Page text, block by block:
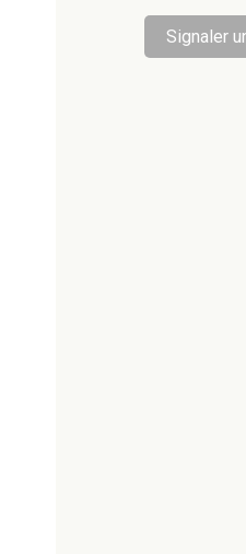
Signaler